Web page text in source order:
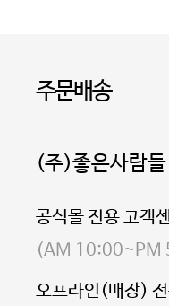
주문배송
(주)좋은사람들
대표 이성현,박영
소재지 서울특별
통신판매업 신고
공식몰 전용 고객
(AM 10:00~PM
오프라인(매장) 전